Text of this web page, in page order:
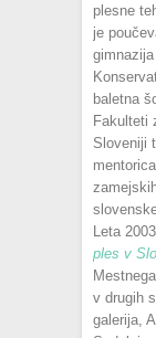
plesne
je
baletna
Fakulteti
Sloveniji
Leta
ples v
v drugih
galerija,